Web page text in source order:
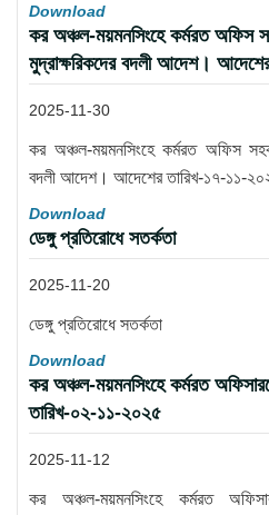
Download
কর অঞ্চল-ময়মনসিংহে কর্মরত অফিস
মুদ্রাক্ষরিকদের বদলী আদেশ।
2025-11-30
কর অঞ্চল-ময়মনসিংহে কর্মরত অফিস
বদলী আদেশ। আদেশের তারিখ-১৭-১১-
Download
ডেঙ্গু প্রতিরোধে সতর্কতা
2025-11-20
ডেঙ্গু প্রতিরোধে সতর্কতা
Download
কর অঞ্চল-ময়মনসিংহে কর্মরত
তারিখ-০২-১১-২০২৫
2025-11-12
কর অঞ্চল-ময়মনসিংহে কর্মরত